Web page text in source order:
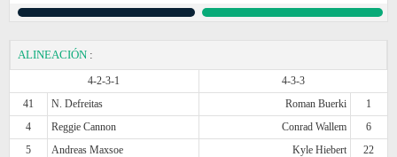
ALINEACIÓN :
4-2-3-1
4-3-3
41
N. Defreitas Roman Buerki
1
4
Reggie Cannon Conrad Wallem
6
5
Andreas Maxsoe Kyle Hiebert
22